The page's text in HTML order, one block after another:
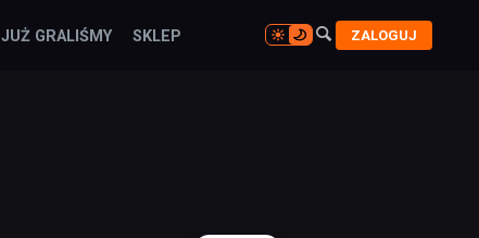
JUŻ GRALIŚMY SKLEP 
 ZALOGUJ